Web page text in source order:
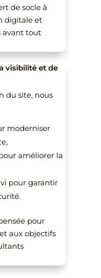
de socle à
digitale et
avant tout
visibilité et de
du site, nous
moderniser
améliorer la
pour garantir
pour
aux objectifs